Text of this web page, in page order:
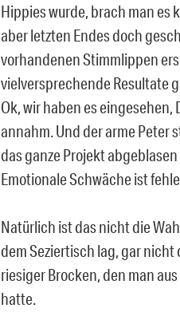
Hippies wurde, brach man es
aber letzten Endes doch
vorhandenen Stimmlippen
vielversprechende Resultate
Ok, wir haben es
annahm. Und der arme Peter
das ganze Projekt
Emotionale Schwäche ist
Natürlich ist das nicht die
dem Seziertisch lag, gar nicht
riesiger Brocken, den man
hatte.